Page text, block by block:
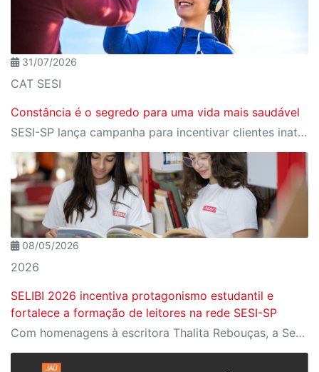
31/07/2026
CAT SESI
Constância é o segredo para uma vida mais saudável
SESI-SP lança campanha para incentivar clientes inativos a retomarem a prática de atividades físicas, esporte e lazer com benefícios exclusivos
08/05/2026
2026
SELIBI 2026 incentiva protagonismo estudantil e
fortalece a formação de leitores na rede SESI-SP
Com homenagens à escritora Thalita Rebouças, a Semana do Livro e da Biblioteca promove criatividade, produção autoral e diferentes formas de expressão entre estudantes da Educação Infantil à EJA